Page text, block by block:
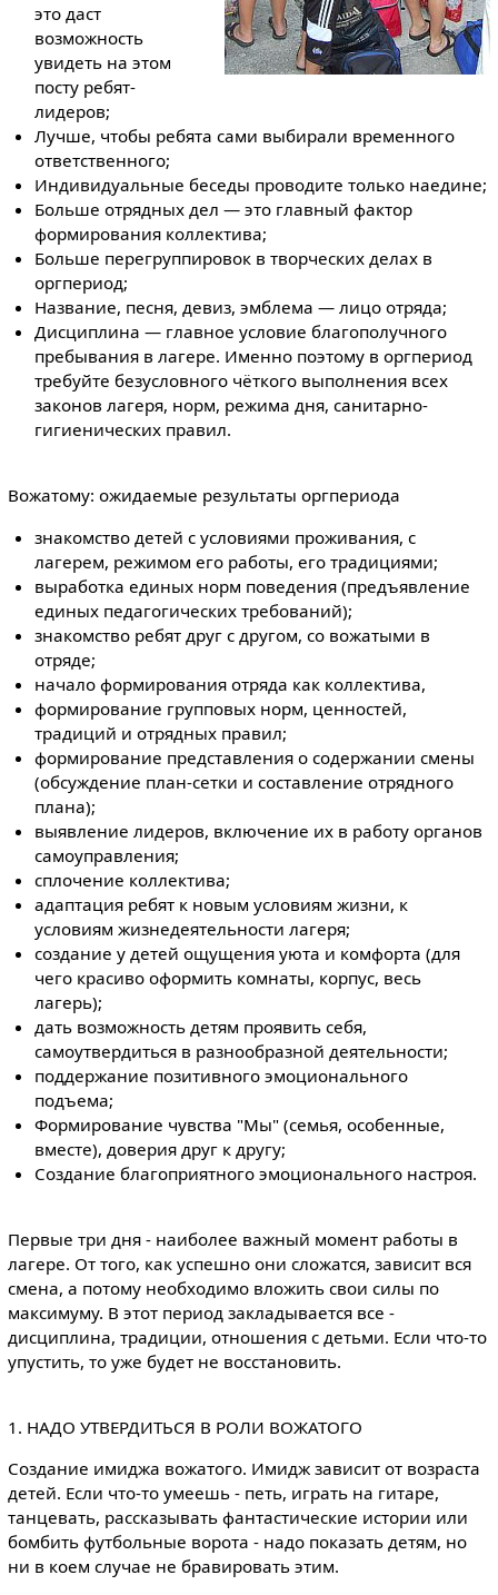
это даст
возможность
увидеть на этом
посту ребят-
лидеров;
Лучше, чтобы ребята сами выбирали временного
ответственного;
Индивидуальные беседы проводите только наедине;
Больше отрядных дел — это главный фактор
формирования коллектива;
Больше перегруппировок в творческих делах в
оргпериод;
Название, песня, девиз, эмблема — лицо отряда;
Дисциплина — главное условие благополучного
пребывания в лагере. Именно поэтому в оргпериод
требуйте безусловного чёткого выполнения всех
законов лагеря, норм, режима дня, санитарно-
гигиенических правил.
Вожатому: ожидаемые результаты оргпериода
знакомство детей с условиями проживания, с
лагерем, режимом его работы, его традициями;
выработка единых норм поведения (предъявление
единых педагогических требований);
знакомство ребят друг с другом, со вожатыми в
отряде;
начало формирования отряда как коллектива,
формирование групповых норм, ценностей,
традиций и отрядных правил;
формирование представления о содержании смены
(обсуждение план-сетки и составление отрядного
плана);
выявление лидеров, включение их в работу органов
самоуправления;
сплочение коллектива;
адаптация ребят к новым условиям жизни, к
условиям жизнедеятельности лагеря;
создание у детей ощущения уюта и комфорта (для
чего красиво оформить комнаты, корпус, весь
лагерь);
дать возможность детям проявить себя,
самоутвердиться в разнообразной деятельности;
поддержание позитивного эмоционального
подъема;
Формирование чувства "Мы" (семья, особенные,
вместе), доверия друг к другу;
Создание благоприятного эмоционального настроя.
Первые три дня - наиболее важный момент работы в
лагере. От того, как успешно они сложатся, зависит вся
смена, а потому необходимо вложить свои силы по
максимуму. В этот период закладывается все -
дисциплина, традиции, отношения с детьми. Если что-то
упустить, то уже будет не восстановить.
1. НАДО УТВЕРДИТЬСЯ В РОЛИ ВОЖАТОГО
Создание имиджа вожатого. Имидж зависит от возраста
детей. Если что-то умеешь - петь, играть на гитаре,
танцевать, рассказывать фантастические истории или
бомбить футбольные ворота - надо показать детям, но
ни в коем случае не бравировать этим.